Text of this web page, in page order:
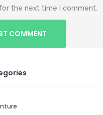
the next time I comment.